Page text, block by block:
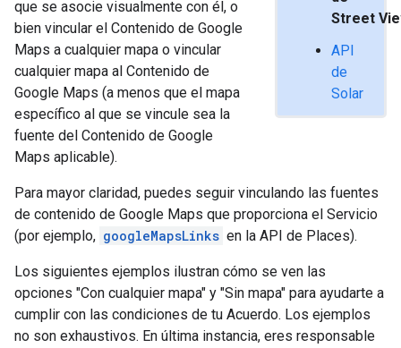
Street
API
de
Solar
que se asocie visualmente con él, o
bien vincular el Contenido de Google
Maps a cualquier mapa o vincular
cualquier mapa al Contenido de
Google Maps (a menos que el mapa
específico al que se vincule sea la
fuente del Contenido de Google
Maps aplicable).
Para mayor claridad, puedes seguir vinculando las fuentes
de contenido de Google Maps que proporciona el Servicio
(por ejemplo, googleMapsLinks en la API de Places).
Los siguientes ejemplos ilustran cómo se ven las
opciones "Con cualquier mapa" y "Sin mapa" para ayudarte a
cumplir con las condiciones de tu Acuerdo. Los ejemplos
no son exhaustivos. En última instancia, eres responsable